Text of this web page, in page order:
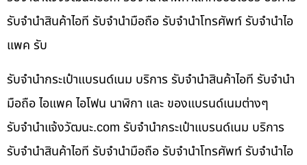
รับจำนำสินค้าไอที รับจำนำมือถือ รับจำนำโทรศัพท์ รับจำนำไอ
แพค รับ
รับจำนำกระเป๋าแบรนด์เนม บริการ รับจำนำสินค้าไอที รับจำนำ
มือถือ ไอแพค ไอโฟน นาฬิกา และ ของแบรนด์เนมต่างๆ
รับจํานําแจ้งวัฒนะ.com รับจำนำกระเป๋าแบรนด์เนม บริการ
รับจำนำสินค้าไอที รับจำนำมือถือ รับจำนำโทรศัพท์ รับจำนำไอ